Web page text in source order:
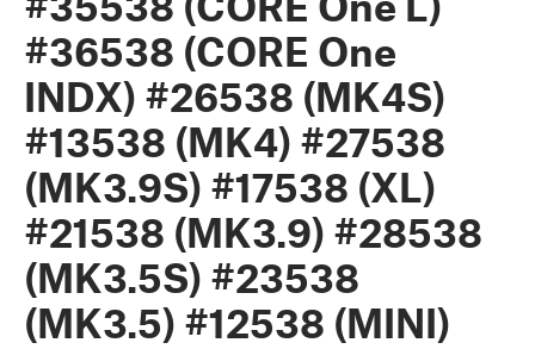
#36538 (CORE One
INDX) #26538 (MK4S)
#13538 (MK4) #27538
(MK3.9S) #17538 (XL)
#21538 (MK3.9) #28538
(MK3.5S) #23538
(MK3.5) #12538 (MINI)